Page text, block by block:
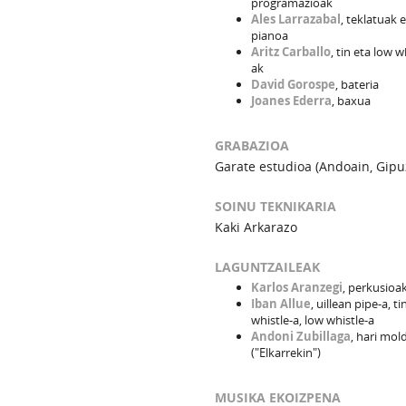
Ales Larrazabal, teklatuak
pianoa
Aritz Carballo, tin eta low
ak
David Gorospe, bateria
Joanes Ederra, baxua
GRABAZIOA
Garate estudioa (Andoain,
SOINU TEKNIKARIA
Kaki Arkarazo
LAGUNTZAILEAK
Karlos Aranzegi,
Iban Allue, uillean pipe-a, tin
whistle-a, low whistle-a
Andoni Zubillaga, hari
("Elkarrekin")
MUSIKA EKOIZPENA